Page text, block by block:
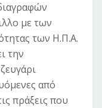
με των
των Η.Π.Α.
την
από
πράξεις που